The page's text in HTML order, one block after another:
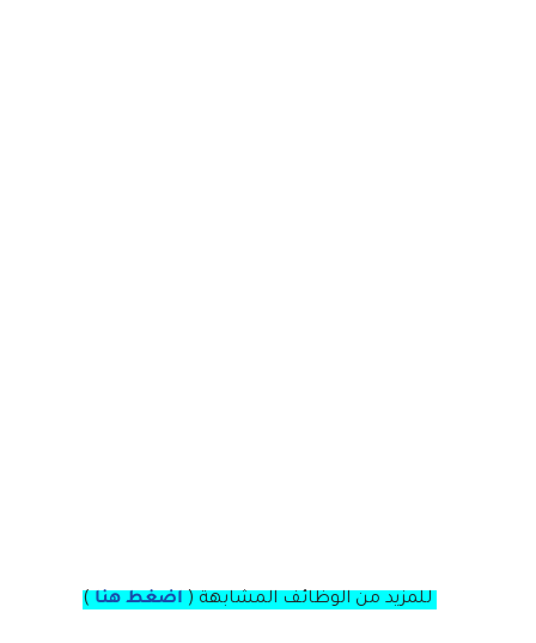
للمزيد من الوظائف المشابهة ( اضغط هنا )